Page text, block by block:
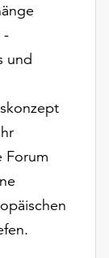
-
und
Forum